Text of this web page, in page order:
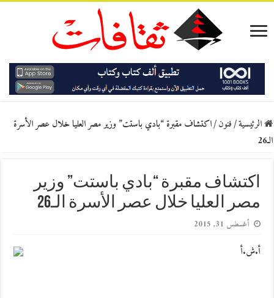
الرئيسية/فنون/اكتشاف مقبرة “بادي باستت” وزير مصر العليا خلال عصر الأسرة
الـ26
اكتشاف مقبرة “بادي باستت” وزير
مصر العليا خلال عصر الأسرة الـ26
أغسطس 31, 2015
أ.ش.أ